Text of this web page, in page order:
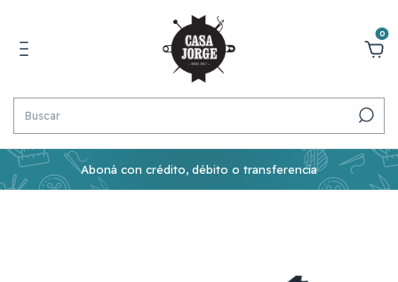
0
Aboná con crédito, débito o transferencia